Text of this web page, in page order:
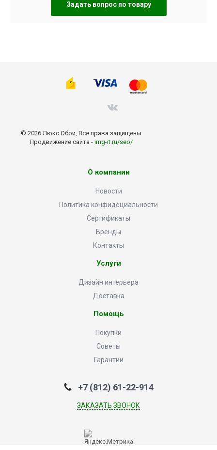
Задать вопрос по товару
© 2026 Люкс Обои, Все права защищены
Продвижение сайта - img-it.ru/seo/
О компании
Новости
Политика конфидециальности
Сертификаты
Бренды
Контакты
Услуги
Дизайн интерьера
Доставка
Помощь
Покупки
Советы
Гарантии
+7 (812) 61-22-914
ЗАКАЗАТЬ ЗВОНОК